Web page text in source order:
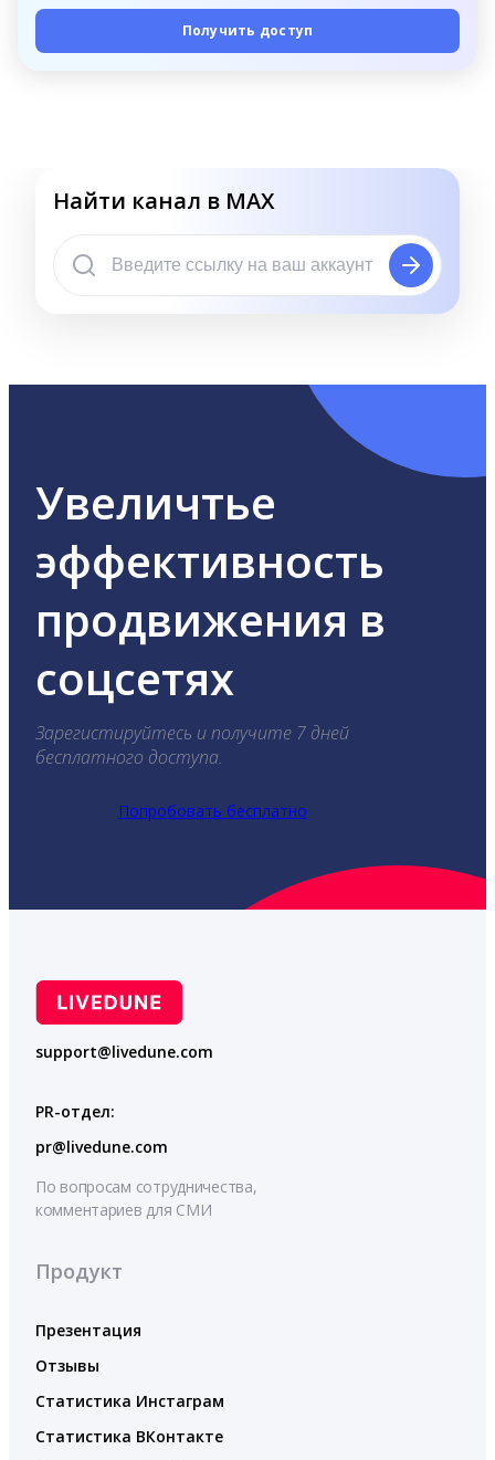
Получить доступ
Найти канал в MAX
Увеличтье
эффективность
продвижения в
соцсетях
Зарегистируйтесь и получите 7 дней
бесплатного доступа.
Попробовать бесплатно
support@livedune.com
PR-отдел:
pr@livedune.com
По вопросам сотрудничества,
комментариев для СМИ
Продукт
Презентация
Отзывы
Статистика Инстаграм
Статистика ВКонтакте